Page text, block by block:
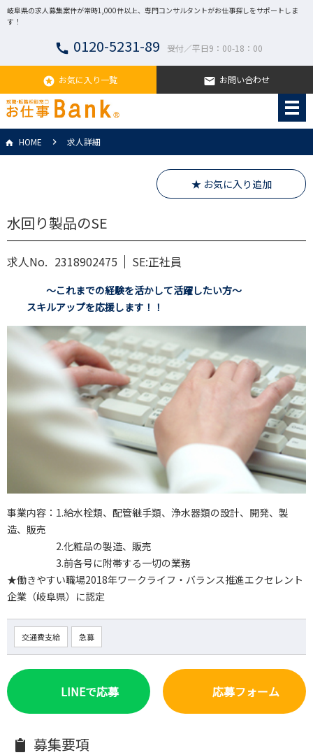
岐阜県の求人募集案件が常時1,000件以上、専門コンサルタントがお仕事探しをサポートしま
す！
call 0120-5231-89 受付／平日9：00-18：00
stars お気に入り一覧 email お問い合わせ
HOME 求人詳細
★ お気に入り追加
水回り製品のSE
求人No. 2318902475 SE:正社員
～これまでの経験を活かして活躍したい方～
スキルアップを応援します！！
事業内容：1.給水栓類、配管継手類、浄水器類の設計、開発、製
造、販売
2.化粧品の製造、販売
3.前各号に附帯する一切の業務
★働きやすい職場2018年ワークライフ・バランス推進エクセレント
企業（岐阜県）に認定
交通費支給 急募
LINEで応募 応募フォーム
募集要項